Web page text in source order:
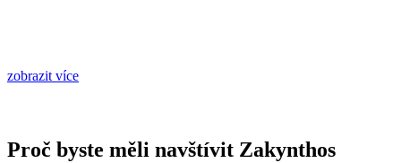
zobrazit více
Proč byste měli navštívit Zakynthos